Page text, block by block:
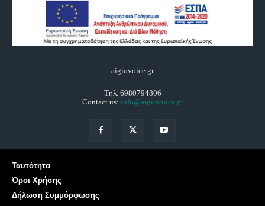
aigiovoice.gr
Τηλ. 6980794806
Contact us: info@aigiovoice.gr
Ταυτότητα
Όροι Χρήσης
Δήλωση Συμμόρφωσης